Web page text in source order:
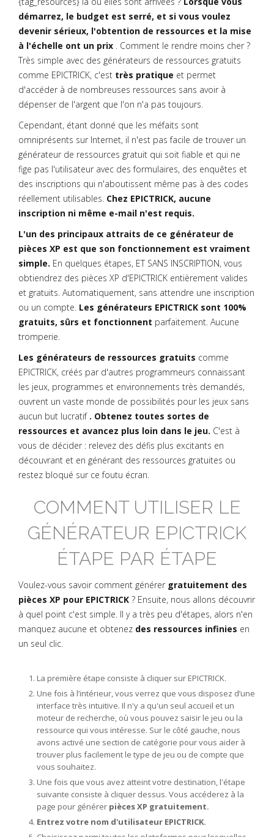
démarrez, le budget est serré, et si vous voulez
devenir sérieux, l'obtention de ressources et la mise
à l'échelle ont un prix . Comment le rendre moins cher ?
Très simple avec des générateurs de ressources gratuits
comme EPICTRICK, c'est très pratique et permet
d'accéder à de nombreuses ressources sans avoir à
dépenser de l'argent que l'on n'a pas toujours.
Cependant, étant donné que les méfaits sont
omniprésents sur Internet, il n'est pas facile de trouver un
générateur de ressources gratuit qui soit fiable et qui ne
fige pas l'utilisateur avec des formulaires, des enquêtes et
des inscriptions qui n'aboutissent même pas à des codes
réellement utilisables. Chez EPICTRICK, aucune
inscription ni même e-mail n'est requis.
L'un des principaux attraits de ce générateur de
pièces XP est que son fonctionnement est vraiment
simple. En quelques étapes, ET SANS INSCRIPTION, vous
obtiendrez des pièces XP d'EPICTRICK entièrement valides
et gratuits. Automatiquement, sans attendre une inscription
ou un compte. Les générateurs EPICTRICK sont 100%
gratuits, sûrs et fonctionnent parfaitement. Aucune
tromperie.
Les générateurs de ressources gratuits comme
EPICTRICK, créés par d'autres programmeurs connaissant
les jeux, programmes et environnements très demandés,
ouvrent un vaste monde de possibilités pour les jeux sans
aucun but lucratif . Obtenez toutes sortes de
ressources et avancez plus loin dans le jeu. C'est à
vous de décider : relevez des défis plus excitants en
découvrant et en générant des ressources gratuites ou
restez bloqué sur ce foutu écran.
COMMENT UTILISER LE
GÉNÉRATEUR EPICTRICK
ÉTAPE PAR ÉTAPE
Voulez-vous savoir comment générer gratuitement des
pièces XP pour EPICTRICK ? Ensuite, nous allons découvrir
à quel point c'est simple. Il y a très peu d'étapes, alors n'en
manquez aucune et obtenez des ressources infinies en
un seul clic.
La première étape consiste à cliquer sur EPICTRICK.
Une fois à l’intérieur, vous verrez que vous disposez d’une
interface très intuitive. Il n'y a qu'un seul accueil et un
moteur de recherche, où vous pouvez saisir le jeu ou la
ressource qui vous intéresse. Sur le côté gauche, nous
avons activé une section de catégorie pour vous aider à
trouver plus facilement le type de jeu ou de compte que
vous souhaitez.
Une fois que vous avez atteint votre destination, l'étape
suivante consiste à cliquer dessus. Vous accéderez à la
page pour générer pièces XP gratuitement.
Entrez votre nom d'utilisateur EPICTRICK.